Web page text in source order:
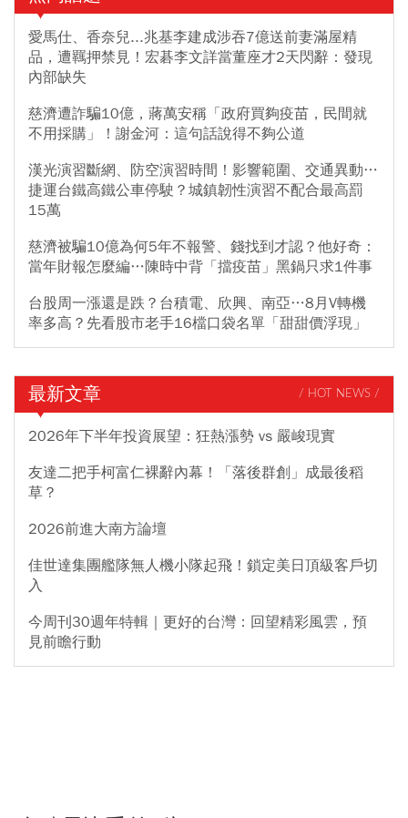
愛馬仕、香奈兒...兆基李建成涉吞7億送前妻滿屋精
品，遭羈押禁見！宏碁李文詳當董座才2天閃辭：發現
內部缺失
慈濟遭詐騙10億，蔣萬安稱「政府買夠疫苗，民間就
不用採購」！謝金河：這句話說得不夠公道
漢光演習斷網、防空演習時間！影響範圍、交通異動…
捷運台鐵高鐵公車停駛？城鎮韌性演習不配合最高罰
15萬
慈濟被騙10億為何5年不報警、錢找到才認？他好奇：
當年財報怎麼編…陳時中背「擋疫苗」黑鍋只求1件事
台股周一漲還是跌？台積電、欣興、南亞…8月V轉機
率多高？先看股市老手16檔口袋名單「甜甜價浮現」
最新文章 / HOT NEWS /
2026年下半年投資展望：狂熱漲勢 vs 嚴峻現實
友達二把手柯富仁裸辭內幕！「落後群創」成最後稻
草？
2026前進大南方論壇
佳世達集團艦隊無人機小隊起飛！鎖定美日頂級客戶切
入
今周刊30週年特輯｜更好的台灣：回望精彩風雲，預
見前瞻行動